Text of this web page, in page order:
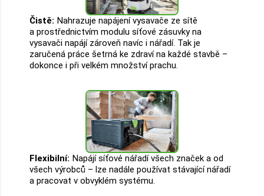
Čistě: Nahrazuje napájení vysavače ze sítě
a prostřednictvím modulu síťové zásuvky na
vysavači napájí zároveň navíc i nářadí. Tak je
zaručená práce šetrná ke zdraví na každé stavbě –
dokonce i při velkém množství prachu.
Flexibilní: Napájí síťové nářadí všech značek a od
všech výrobců – lze nadále používat stávající nářadí
a pracovat v obvyklém systému.